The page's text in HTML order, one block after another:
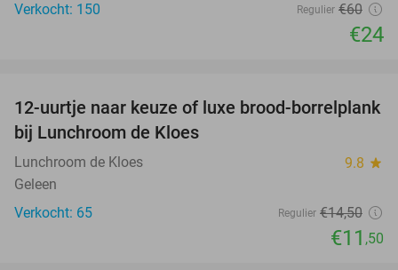
Verkocht: 150
Regulier €60
€24
21%
12-uurtje naar keuze of luxe brood-borrelplank
bij Lunchroom de Kloes
Lunchroom de Kloes 9.8 star
Geleen
Verkocht: 65
Regulier €14,50
€11 ,50